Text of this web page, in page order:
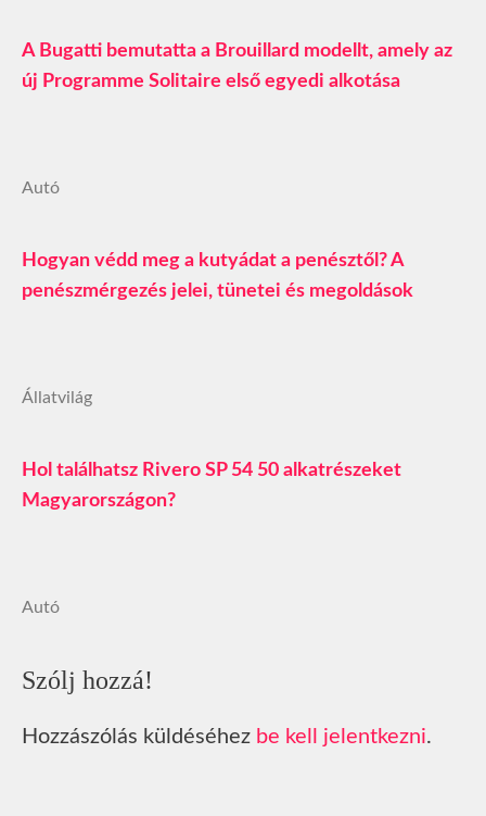
A Bugatti bemutatta a Brouillard modellt, amely az
új Programme Solitaire első egyedi alkotása
Autó
Hogyan védd meg a kutyádat a penésztől? A
penészmérgezés jelei, tünetei és megoldások
Állatvilág
Hol találhatsz Rivero SP 54 50 alkatrészeket
Magyarországon?
Autó
Szólj hozzá!
Hozzászólás küldéséhez be kell jelentkezni.